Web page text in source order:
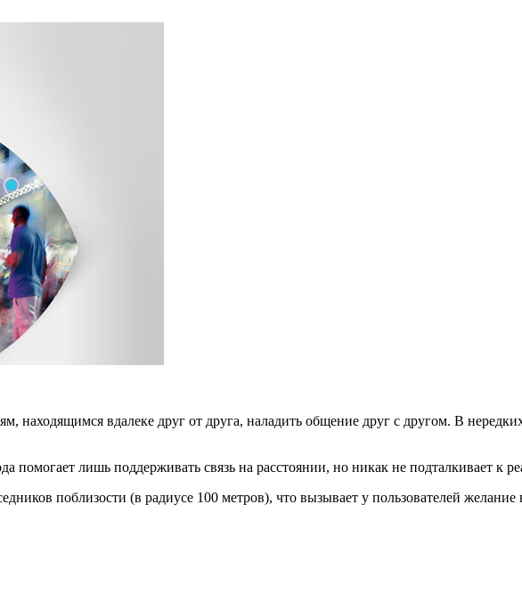
вдалеке друг от друга, наладить общение друг с другом. В
лишь поддерживать связь на расстоянии, но никак не подталкивает к
поблизости (в радиусе 100 метров), что вызывает у пользователей желание